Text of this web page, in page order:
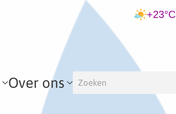
+23°C
Over ons